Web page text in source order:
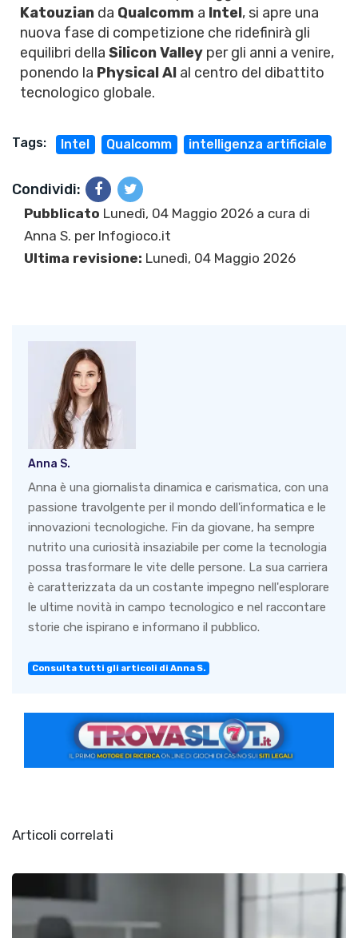
Katouzian da Qualcomm a Intel, si apre una
nuova fase di competizione che ridefinirà gli
equilibri della Silicon Valley per gli anni a venire,
ponendo la Physical AI al centro del dibattito
tecnologico globale.
Tags: Intel Qualcomm intelligenza artificiale
Condividi:
Pubblicato Lunedì, 04 Maggio 2026 a cura di
Anna S. per Infogioco.it
Ultima revisione: Lunedì, 04 Maggio 2026
Anna S.
Anna è una giornalista dinamica e carismatica, con una
passione travolgente per il mondo dell'informatica e le
innovazioni tecnologiche. Fin da giovane, ha sempre
nutrito una curiosità insaziabile per come la tecnologia
possa trasformare le vite delle persone. La sua carriera
è caratterizzata da un costante impegno nell'esplorare
le ultime novità in campo tecnologico e nel raccontare
storie che ispirano e informano il pubblico.
Consulta tutti gli articoli di Anna S.
Articoli correlati